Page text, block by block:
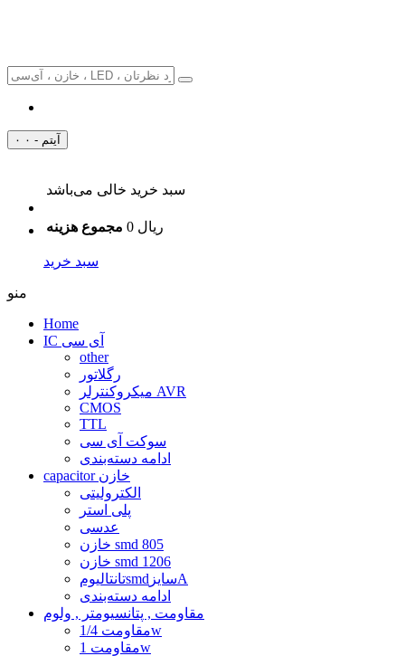
۰ آیتم - ۰
سبد خرید خالی می‌باشد
مجموع هزینه 0 ریال
سبد خرید
منو
Home
IC آی سی
other
رگلاتور
میکروکنترلر AVR
CMOS
TTL
سوکت آی سی
ادامه دسته‌بندی
capacitor خازن
الکترولیتی
پلی استر
عدسی
خازن smd 805
خازن smd 1206
تانتالیومsmdسایزA
ادامه دسته‌بندی
مقاومت , پتانسیومتر , ولوم
مقاومت 1/4w
مقاومت 1w